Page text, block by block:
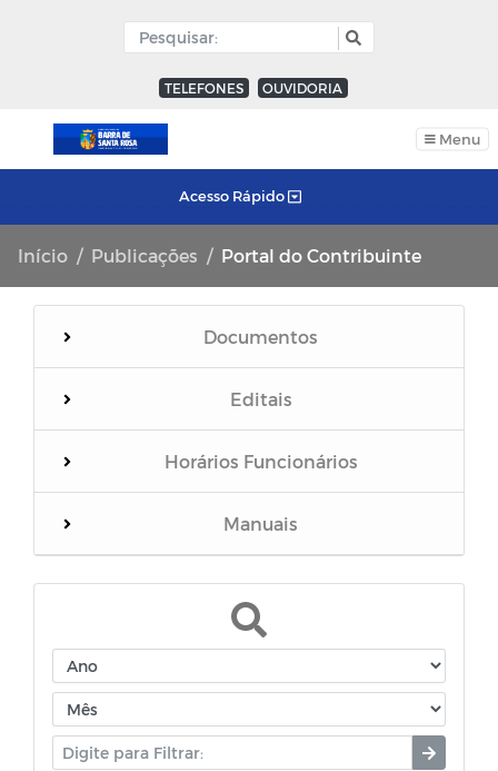
TELEFONES OUVIDORIA
Menu
Acesso Rápido
Início Publicações Portal do Contribuinte
Documentos
Editais
Horários Funcionários
Manuais
Mensário oficial
Concurso Público